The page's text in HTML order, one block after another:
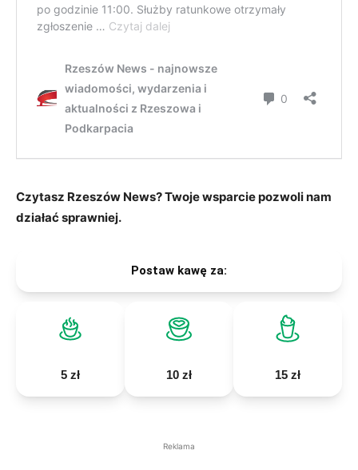
Czytasz Rzeszów News? Twoje wsparcie pozwoli nam
działać sprawniej.
Postaw kawę za:
5 zł 10 zł 15 zł
Reklama